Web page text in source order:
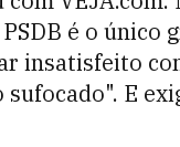
é o
insatisfeito
E